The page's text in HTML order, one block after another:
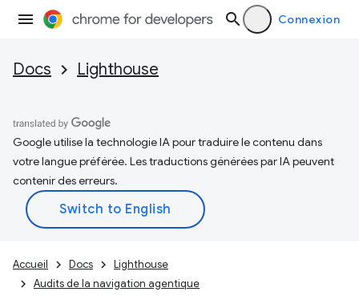
Connexion
Docs Lighthouse
Google utilise la technologie IA pour traduire le contenu dans
votre langue préférée. Les traductions générées par IA peuvent
contenir des erreurs.
Accueil Docs
Lighthouse
Audits de la navigation agentique